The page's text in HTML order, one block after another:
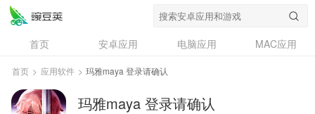
玛雅maya 登录请确认
首页 安卓应用 电脑应用
MAC应用
资讯
专题
问答
首页 > 应用软件 > 玛雅maya 登录请确认
玛雅maya 登录请确认